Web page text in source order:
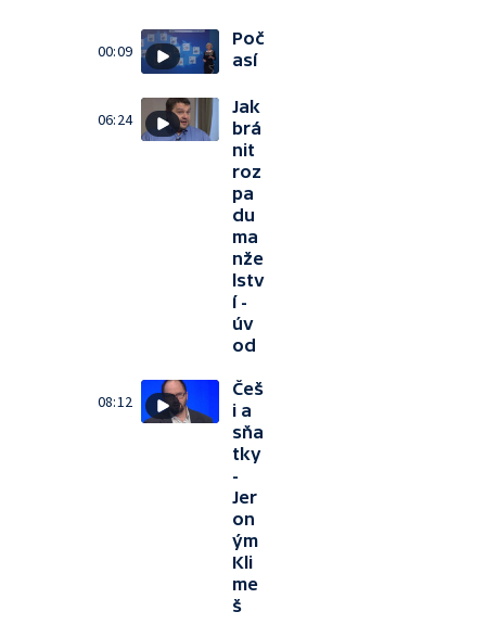
00:09
Poč
así
06:24
Jak
brá
nit
roz
pa
du
ma
nže
lstv
í -
úv
od
08:12
Češ
i a
sňa
tky
-
Jer
on
ým
Kli
me
š